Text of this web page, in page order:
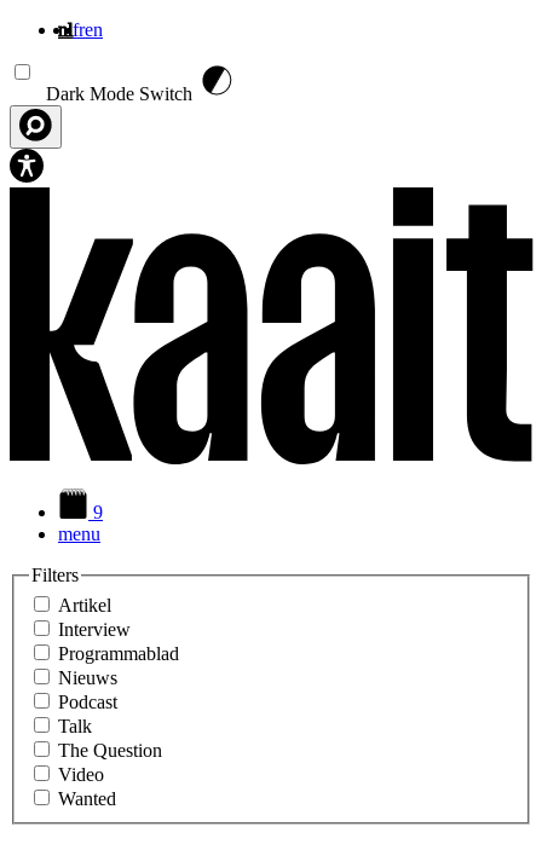
nlfren
Dark Mode Switch
9
menu
Filters
Artikel
Interview
Programmablad
Nieuws
Podcast
Talk
The Question
Video
Wanted